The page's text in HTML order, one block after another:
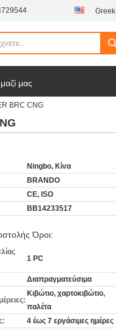
Greek
μας
BRC CNG
Ningbo, Κίνα
BRANDO
CE, ISO
BB14233517
Όροι:
1 PC
Διαπραγματεύσιμα
Κιβώτιο, χαρτοκιβώτιο,
παλέτα
4 έως 7 εργάσιμες ημέρες